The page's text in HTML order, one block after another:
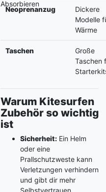
Absorbieren
Neoprenanzug
Dickere
Modelle
Wärme
Taschen
Große
Taschen
Warum Kitesurfen
Zubehör so wichtig
ist
Sicherheit:Ein Helm
oder eine
Prallschutzweste kann
Verletzungen verhindern
und gibt dir mehr
Selbstvertrauen.